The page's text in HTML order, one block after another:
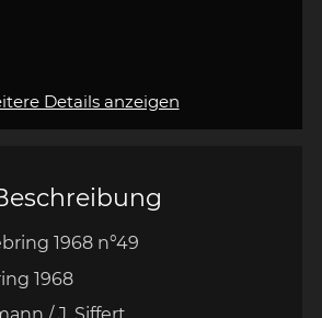
1968 n°49
1968
Details anzeigen